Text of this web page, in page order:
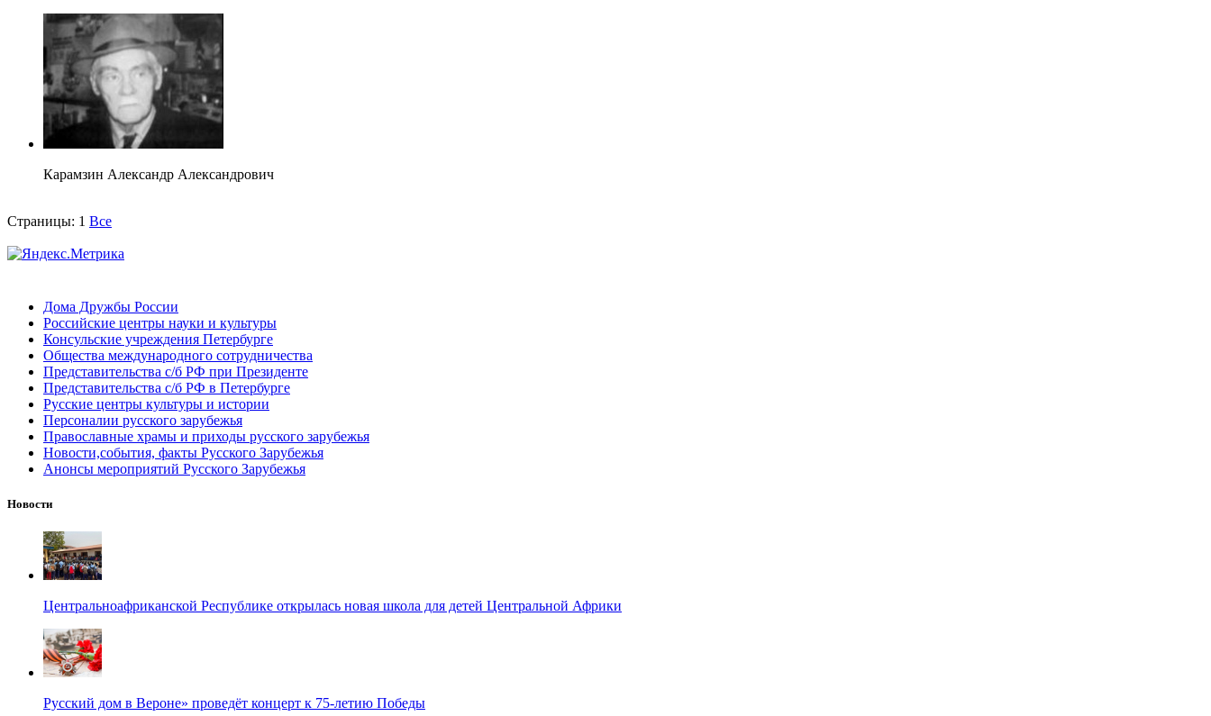
Карамзин Александр Александрович
Страницы: 1 Все
Дома Дружбы России
Российские центры науки и культуры
Консульские учреждения Петербурге
Общества международного сотрудничества
Представительства с/б РФ при Президенте
Представительства с/б РФ в Петербурге
Русские центры культуры и истории
Персоналии русского зарубежья
Православные храмы и приходы русского зарубежья
Новости,события, факты Русского Зарубежья
Анонсы мероприятий Русского Зарубежья
Новости
Центральноафриканской Республике открылась новая школа для детей Центральной Африки
Русский дом в Вероне» проведёт концерт к 75-летию Победы